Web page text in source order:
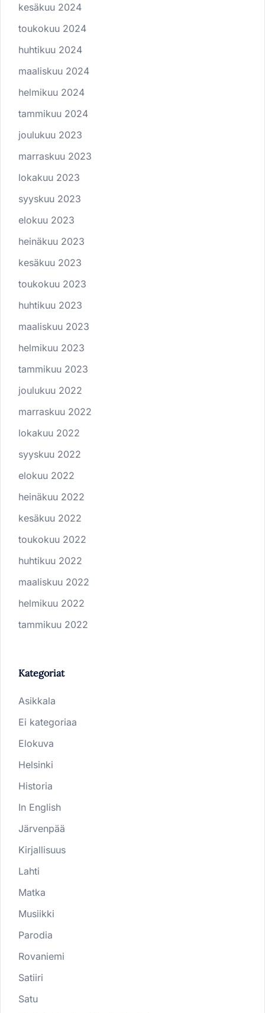
kesäkuu 2024
toukokuu 2024
huhtikuu 2024
maaliskuu 2024
helmikuu 2024
tammikuu 2024
joulukuu 2023
marraskuu 2023
lokakuu 2023
syyskuu 2023
elokuu 2023
heinäkuu 2023
kesäkuu 2023
toukokuu 2023
huhtikuu 2023
maaliskuu 2023
helmikuu 2023
tammikuu 2023
joulukuu 2022
marraskuu 2022
lokakuu 2022
syyskuu 2022
elokuu 2022
heinäkuu 2022
kesäkuu 2022
toukokuu 2022
huhtikuu 2022
maaliskuu 2022
helmikuu 2022
tammikuu 2022
Kategoriat
Asikkala
Ei kategoriaa
Elokuva
Helsinki
Historia
In English
Järvenpää
Kirjallisuus
Lahti
Matka
Musiikki
Parodia
Rovaniemi
Satiiri
Satu